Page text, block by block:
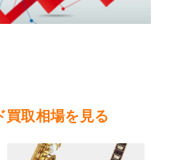
・高萩市・常陸太田
買取相場を見る